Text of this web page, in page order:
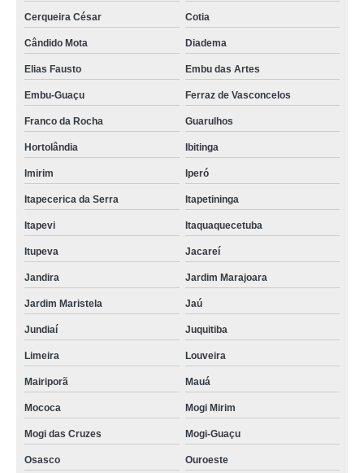
Cerqueira César Cotia
Cândido Mota Diadema
Elias Fausto Embu das Artes
Embu-Guaçu Ferraz de Vasconcelos
Franco da Rocha Guarulhos
Hortolândia Ibitinga
Imirim Iperó
Itapecerica da Serra Itapetininga
Itapevi Itaquaquecetuba
Itupeva Jacareí
Jandira Jardim Marajoara
Jardim Maristela Jaú
Jundiaí Juquitiba
Limeira Louveira
Mairiporã Mauá
Mococa Mogi Mirim
Mogi das Cruzes Mogi-Guaçu
Osasco Ouroeste